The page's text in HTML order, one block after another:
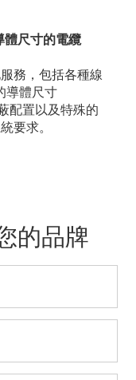
體尺寸的電纜
務，包括各種線
導體尺寸
配置以及特殊的
要求。
的品牌